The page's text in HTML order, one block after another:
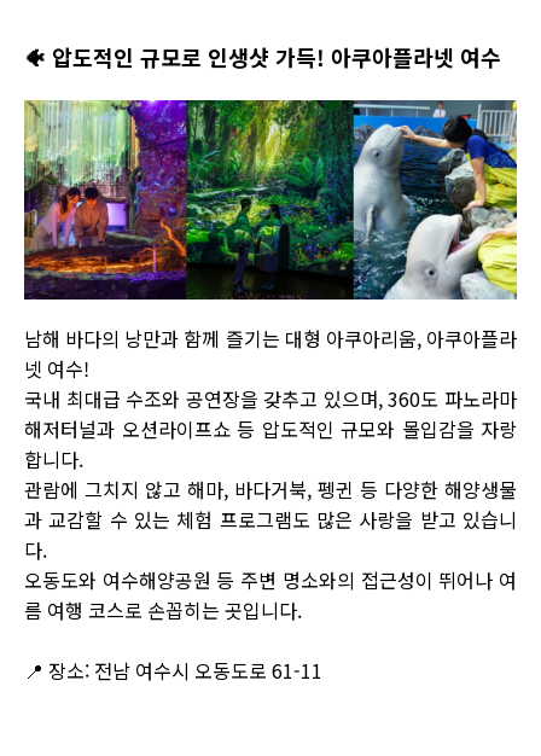
🐠 압도적인 규모로 인생샷 가득! 아쿠아플라넷 여수
남해 바다의 낭만과 함께 즐기는 대형 아쿠아리움, 아쿠아플라
넷 여수!
국내 최대급 수조와 공연장을 갖추고 있으며, 360도 파노라마
해저터널과 오션라이프쇼 등 압도적인 규모와 몰입감을 자랑
합니다.
관람에 그치지 않고 해마, 바다거북, 펭귄 등 다양한 해양생물
과 교감할 수 있는 체험 프로그램도 많은 사랑을 받고 있습니
다.
오동도와 여수해양공원 등 주변 명소와의 접근성이 뛰어나 여
름 여행 코스로 손꼽히는 곳입니다.
📍 장소: 전남 여수시 오동도로 61-11